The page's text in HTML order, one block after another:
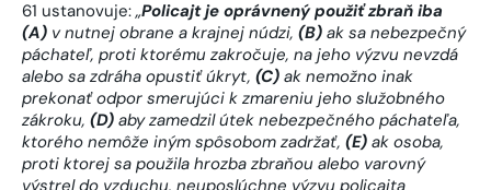
61 ustanovuje:„Policajt je oprávnený použiť zbraň iba
(A) v nutnej obrane a krajnej núdzi, (B) ak sa nebezpečný
páchateľ, proti ktorému zakročuje, na jeho výzvu nevzdá
alebo sa zdráha opustiť úkryt, (C) ak nemožno inak
prekonať odpor smerujúci k zmareniu jeho služobného
zákroku, (D) aby zamedzil útek nebezpečného páchateľa,
ktorého nemôže iným spôsobom zadržať, (E) ak osoba,
proti ktorej sa použila hrozba zbraňou alebo varovný